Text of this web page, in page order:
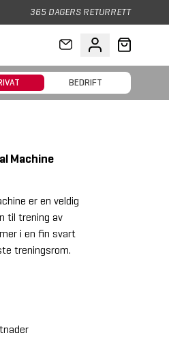
365 DAGERS RETURRETT
BEDRIFT
Machine
er en veldig
til trening av
i en fin svart
treningsrom.